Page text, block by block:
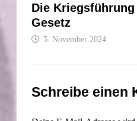
Die
Gesetz
5. November 2024
Schreibe einen